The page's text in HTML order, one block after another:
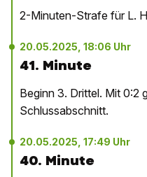
2-Minuten-Strafe für L.
20.05.2025, 18:06 Uhr
41. Minute
Beginn 3. Drittel. Mit 0:2
Schlussabschnitt.
20.05.2025, 17:49 Uhr
40. Minute